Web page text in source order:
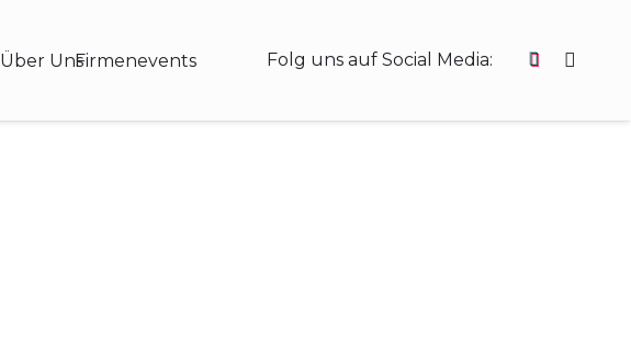
Über UnsFirmenevents Folg uns auf Social Media: